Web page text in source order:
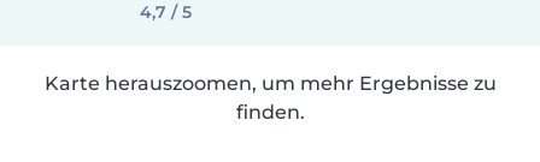
4,7 / 5
Karte herauszoomen, um mehr Ergebnisse zu
finden.